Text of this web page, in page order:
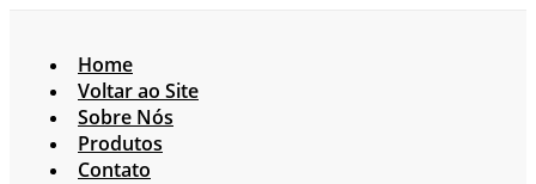
Home
Voltar ao Site
Sobre Nós
Produtos
Contato